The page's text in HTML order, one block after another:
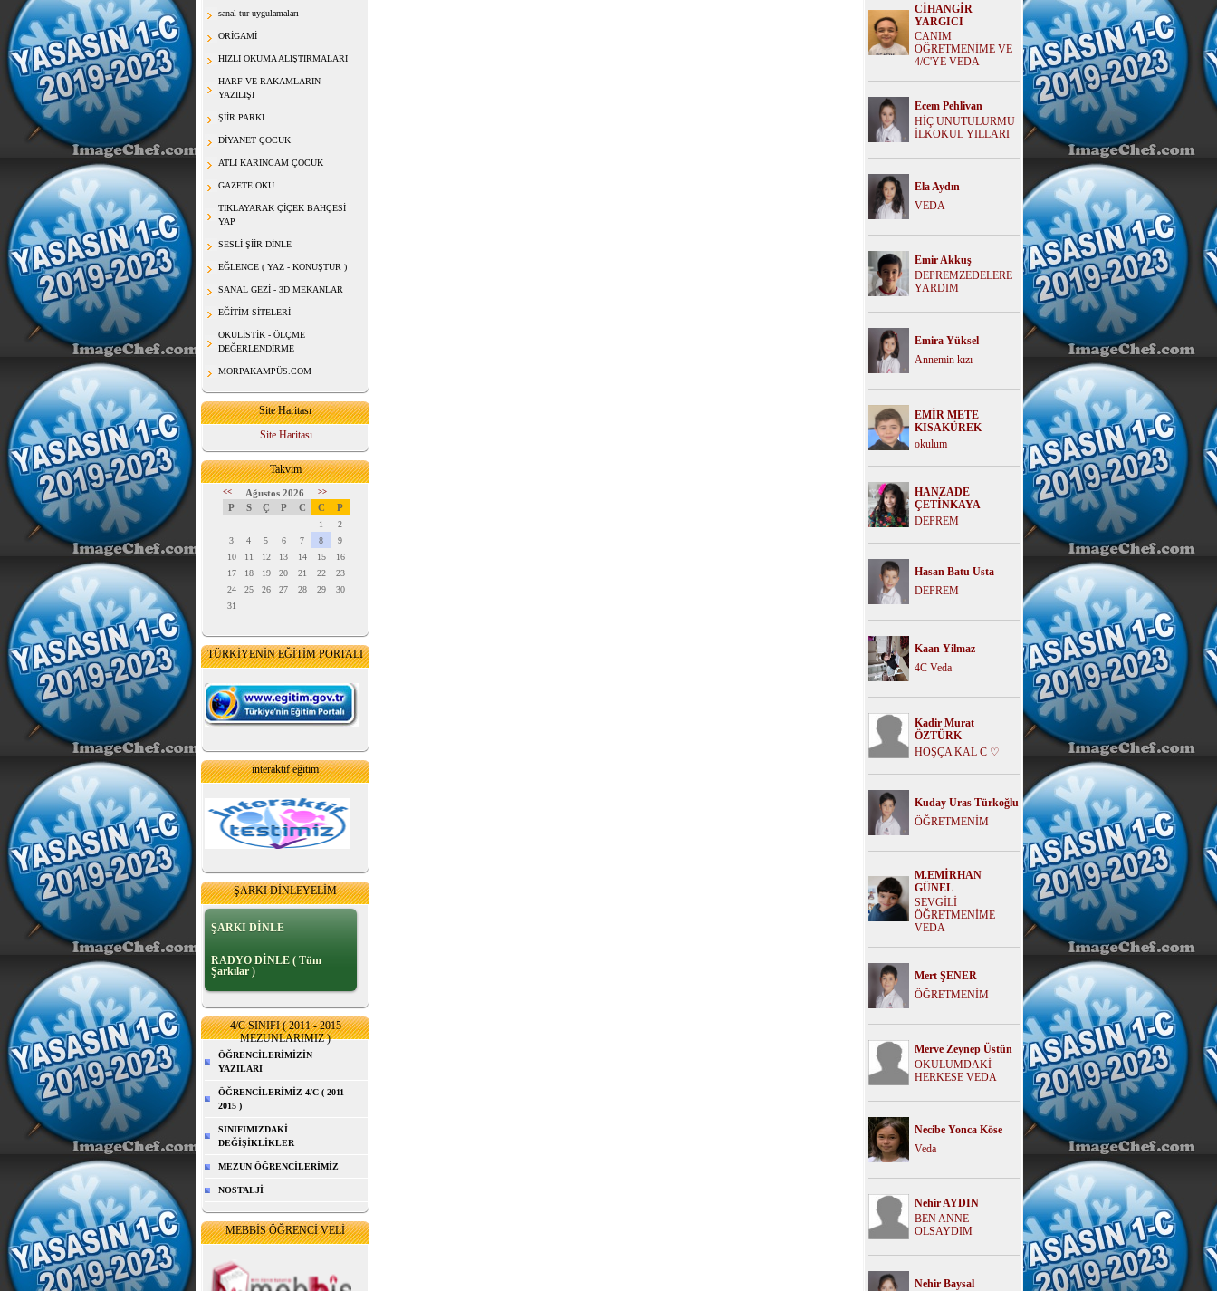
sanal tur uygulamaları
ORİGAMİ
HIZLI OKUMA ALIŞTIRMALARI
HARF VE RAKAMLARIN
YAZILIŞI
ŞİİR PARKI
DİYANET ÇOCUK
ATLI KARINCAM ÇOCUK
GAZETE OKU
TIKLAYARAK ÇİÇEK BAHÇESİ
YAP
SESLİ ŞİİR DİNLE
EĞLENCE ( YAZ - KONUŞTUR )
SANAL GEZİ - 3D MEKANLAR
EĞİTİM SİTELERİ
OKULİSTİK - ÖLÇME
DEĞERLENDİRME
MORPAKAMPÜS.COM
Site Haritası
Site Haritası
Takvim
<< Ağustos 2026 >>
P S Ç P C C P
1
2
3
4 5 6 7 8
9
10
11 12 13 14 15
16
17
18 19 20 21 22
23
24
25 26 27 28 29
30
31
TÜRKİYENİN EĞİTİM PORTALI
interaktif eğitim
ŞARKI DİNLEYELİM
ŞARKI DİNLE
RADYO DİNLE ( Tüm
Şarkılar )
4/C SINIFI ( 2011 - 2015
MEZUNLARIMIZ )
ÖĞRENCİLERİMİZİN
YAZILARI
ÖĞRENCİLERİMİZ 4/C ( 2011-
2015 )
SINIFIMIZDAKİ
DEĞİŞİKLİKLER
MEZUN ÖĞRENCİLERİMİZ
NOSTALJİ
MEBBİS ÖĞRENCİ VELİ
CİHANGİR
YARGICI
CANIM
ÖĞRETMENİME VE
4/C'YE VEDA
Ecem Pehlivan
HİÇ UNUTULURMU
İLKOKUL YILLARI
Ela Aydın
VEDA
Emir Akkuş
DEPREMZEDELERE
YARDIM
Emira Yüksel
Annemin kızı
EMİR METE
KISAKÜREK
okulum
HANZADE
ÇETİNKAYA
DEPREM
Hasan Batu Usta
DEPREM
Kaan Yilmaz
4C Veda
Kadir Murat
ÖZTÜRK
HOŞÇA KAL C ♡
Kuday Uras Türkoğlu
ÖĞRETMENİM
M.EMİRHAN
GÜNEL
SEVGİLİ
ÖĞRETMENİME
VEDA
Mert ŞENER
ÖĞRETMENİM
Merve Zeynep Üstün
OKULUMDAKİ
HERKESE VEDA
Necibe Yonca Köse
Veda
Nehir AYDIN
BEN ANNE
OLSAYDIM
Nehir Baysal